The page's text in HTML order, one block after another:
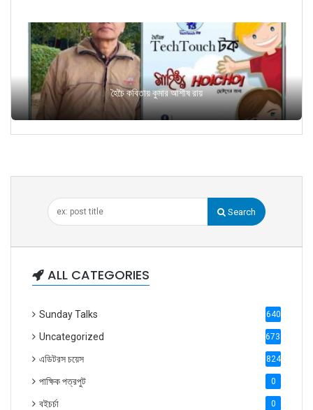
হৈচৈ কবিতায় কুমার আশীষ রায়
Search
ALL CATEGORIES
Sunday Talks 640
Uncategorized 6738
এডিটরস চয়েস 824
পাক্ষিক পত্রপুট 0
বইচর্চা 0